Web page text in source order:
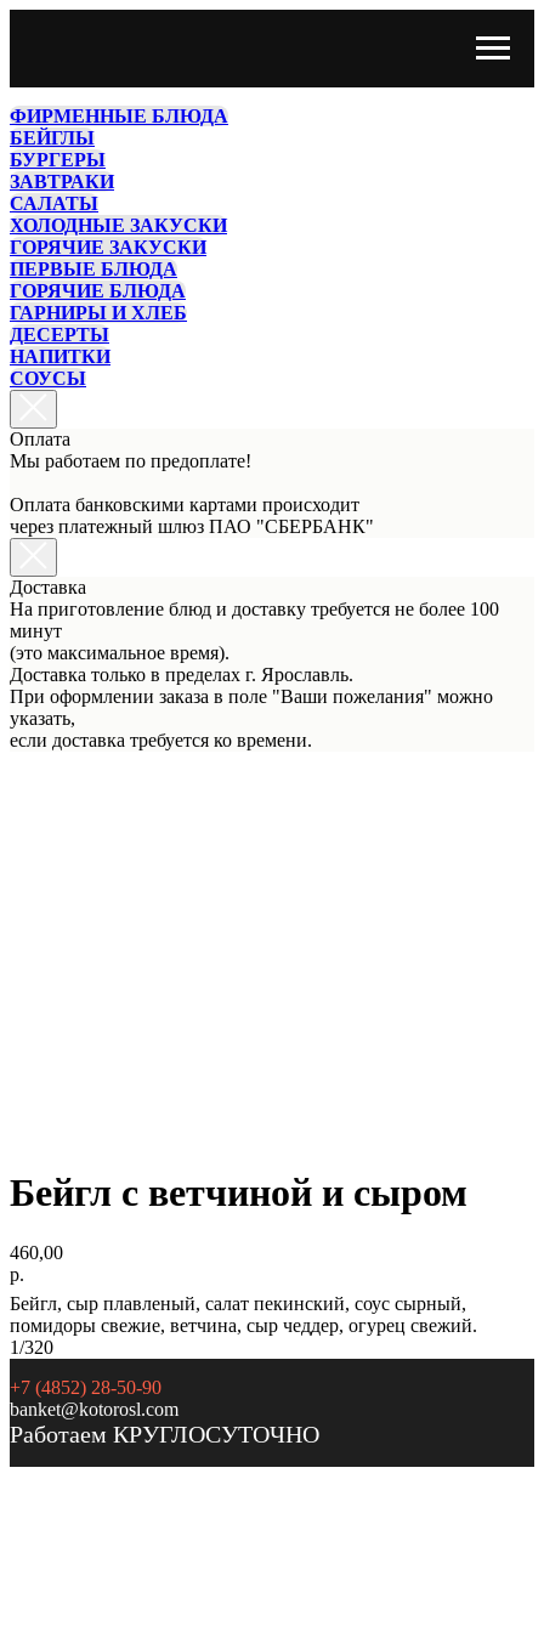
ФИРМЕННЫЕ БЛЮДА
БЕЙГЛЫ
БУРГЕРЫ
ЗАВТРАКИ
САЛАТЫ
ХОЛОДНЫЕ ЗАКУСКИ
ГОРЯЧИЕ ЗАКУСКИ
ПЕРВЫЕ БЛЮДА
ГОРЯЧИЕ БЛЮДА
ГАРНИРЫ И ХЛЕБ
ДЕСЕРТЫ
НАПИТКИ
СОУСЫ
Оплата
Мы работаем по предоплате!
Оплата банковскими картами происходит
через платежный шлюз ПАО "СБЕРБАНК"
Доставка
На приготовление блюд и доставку требуется не более 100
минут
(это максимальное время).
Доставка только в пределах г. Ярославль.
При оформлении заказа в поле "Ваши пожелания" можно
указать,
если доставка требуется ко времени.
Бейгл с ветчиной и сыром
460,00
р.
Бейгл, сыр плавленый, салат пекинский, соус сырный,
помидоры свежие, ветчина, сыр чеддер, огурец свежий.
1/320
+7 (4852) 28-50-90
banket@kotorosl.com
Работаем КРУГЛОСУТОЧНО